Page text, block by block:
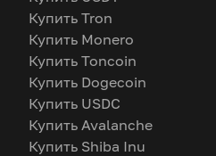
Купить Tron
Купить Monero
Купить Toncoin
Купить Dogecoin
Купить USDC
Купить Avalanche
Купить Shiba Inu